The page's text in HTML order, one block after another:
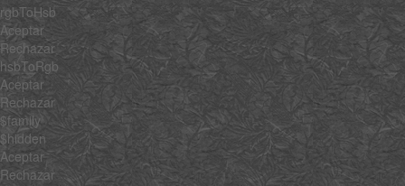
rgbToHsb
Aceptar
Rechazar
hsbToRgb
Aceptar
Rechazar
$family
$hidden
Aceptar
Rechazar